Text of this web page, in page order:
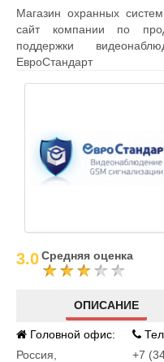
Магазин охранных
сайт компании по
поддержки
ЕвроСтандарт
3.0Средняя оценка
ОПИСАНИЕ
Головной офис:
Россия
+7